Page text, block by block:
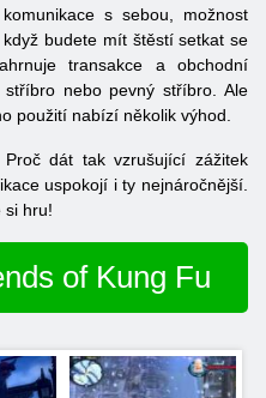
s sebou, možnost
budete mít štěstí setkat se
transakce a obchodní
nebo pevný stříbro. Ale
použití nabízí několik výhod.
dát tak vzrušující zážitek
uspokojí i ty nejnáročnější.
si hru!
of Kung Fu